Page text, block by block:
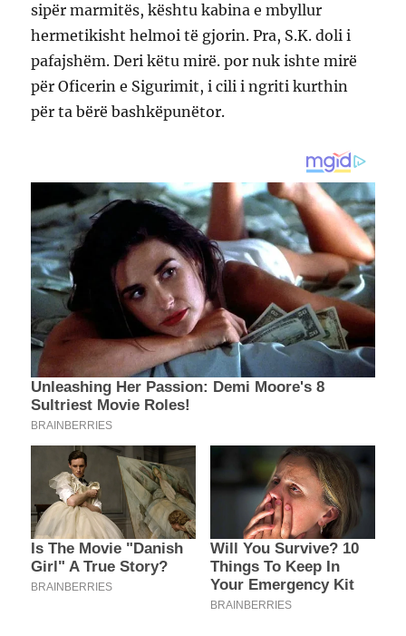
sipër marmitës, kështu kabina e mbyllur
hermetikisht helmoi të gjorin. Pra, S.K. doli i
pafajshëm. Deri këtu mirë. por nuk ishte mirë
për Oficerin e Sigurimit, i cili i ngriti kurthin
për ta bërë bashkëpunëtor.